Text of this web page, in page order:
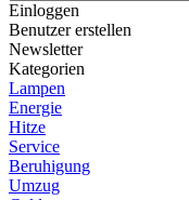
Einloggen
Benutzer erstellen
Newsletter
Kategorien
Lampen
Energie
Hitze
Service
Beruhigung
Umzug